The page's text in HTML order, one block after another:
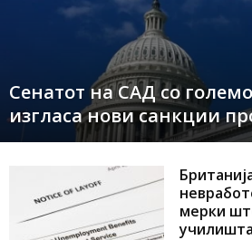
Сенатот на САД со
изгласа нови санкции
мерки